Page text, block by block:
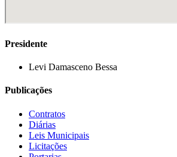
Presidente
Levi Damasceno Bessa
Publicações
Contratos
Diárias
Leis Municipais
Licitações